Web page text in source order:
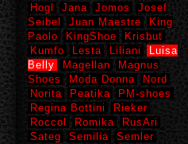
Hogl
Jana Jomos
Josef
Seibel
Juan Maestre
King
Paolo
KingShoe
Krisbut
Kumfo
Lesta Liliani
Luisa
Belly
Magellan
Magnus
Shoes
Moda Donna
Nord
Norita
Peatika
PM-shoes
Regina Bottini
Rieker
Roccol
Romika
RusAri
Sateg
Semilia
Semler